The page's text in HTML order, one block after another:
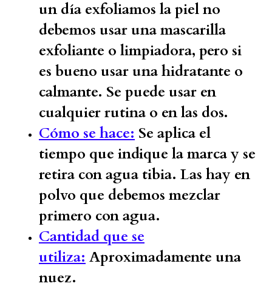
un día exfoliamos la piel no
debemos usar una mascarilla
exfoliante o limpiadora, pero si
es bueno usar una hidratante o
calmante. Se puede usar en
cualquier rutina o en las dos.
Cómo se hace: Se aplica el
tiempo que indique la marca y se
retira con agua tibia. Las hay en
polvo que debemos mezclar
primero con agua.
Cantidad que se
utiliza: Aproximadamente una
nuez.